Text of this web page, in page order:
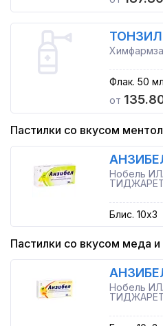
Флак. 50 мл
от
Пастилки со вкусом
Нобель
Блис. 10x3
Пастилки со вкусом меда
Нобель